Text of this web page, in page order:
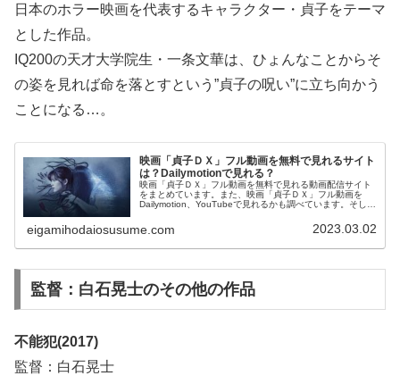
日本のホラー映画を代表するキャラクター・貞子をテーマ
とした作品。
IQ200の天才大学院生・一条文華は、ひょんなことからそ
の姿を見れば命を落とすという”貞子の呪い”に立ち向かう
ことになる…。
映画「貞子ＤＸ」フル動画を無料で見れるサイト
は？Dailymotionで見れる？
映画「貞子ＤＸ」フル動画を無料で見れる動画配信サイト
をまとめています。また、映画「貞子ＤＸ」フル動画を
Dailymotion、YouTubeで見れるかも調べています。そし
伝えしていますので、動画配信サービス選びや映画本編を
見る前の予備知識として役立ててください。
eigamihodaiosusume.com 2023.03.02
監督：白石晃士のその他の作品
不能犯(2017)
監督：白石晃士